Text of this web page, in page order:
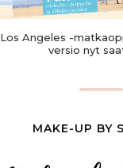
Los Angeles -
versio nyt
MAKE-UP BY